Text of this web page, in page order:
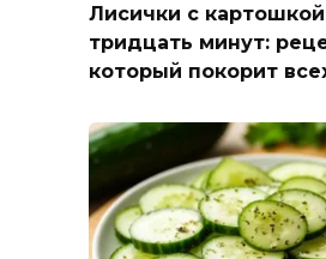
Лисички с картошкой
тридцать минут:
который покорит